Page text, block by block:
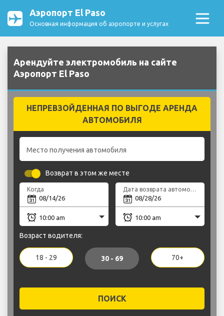
Аэропорт El Paso
Основная информация об аэропорте и услугах
Арендуйте электромобиль на сайте
Аэропорт El Paso
НЕПРЕВЗОЙДЕННАЯ ПО ВЫГОДЕ АРЕНДА
АВТОМОБИЛЯ
Место получения автомобиля
Возврат в этом же месте
Когда Дата возврата автомобиля
Возраст водителя:
18 - 29 30 - 69 70+
ПОИСК